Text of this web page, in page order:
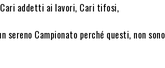
addetti ai lavori, Cari tifosi,
sereno Campionato perché questi, non sono